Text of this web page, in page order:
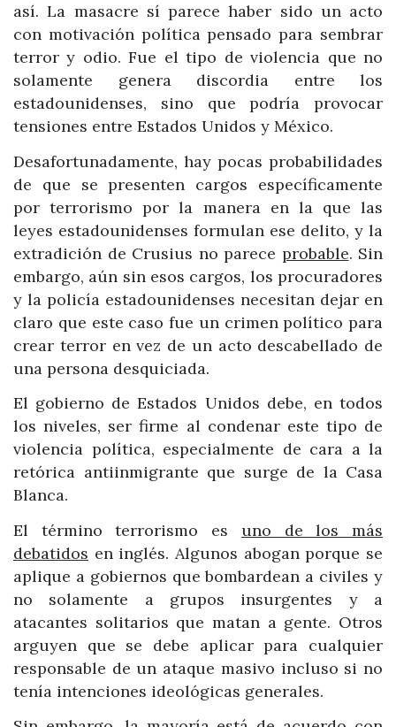
así. La masacre sí parece haber sido un acto
con motivación política pensado para sembrar
terror y odio. Fue el tipo de violencia que no
solamente genera discordia entre los
estadounidenses, sino que podría provocar
tensiones entre Estados Unidos y México.
Desafortunadamente, hay pocas probabilidades
de que se presenten cargos específicamente
por terrorismo por la manera en la que las
leyes estadounidenses formulan ese delito, y la
extradición de Crusius no parece probable. Sin
embargo, aún sin esos cargos, los procuradores
y la policía estadounidenses necesitan dejar en
claro que este caso fue un crimen político para
crear terror en vez de un acto descabellado de
una persona desquiciada.
El gobierno de Estados Unidos debe, en todos
los niveles, ser firme al condenar este tipo de
violencia política, especialmente de cara a la
retórica antiinmigrante que surge de la Casa
Blanca.
El término terrorismo es uno de los más
debatidos en inglés. Algunos abogan porque se
aplique a gobiernos que bombardean a civiles y
no solamente a grupos insurgentes y a
atacantes solitarios que matan a gente. Otros
arguyen que se debe aplicar para cualquier
responsable de un ataque masivo incluso si no
tenía intenciones ideológicas generales.